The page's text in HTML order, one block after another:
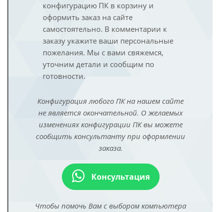
конфигурацию ПК в корзину и
оформить заказ на сайте
самостоятельно. В комментарии к
заказу укажите ваши персональные
пожелания. Мы с вами свяжемся,
уточним детали и сообщим по
готовности.
Конфигурация любого ПК на нашем сайте
не является окончательной. О желаемых
изменениях конфигурации ПК вы можете
сообщить консультанту при оформлении
заказа.
Консультация
Чтобы помочь Вам с выбором компьютера